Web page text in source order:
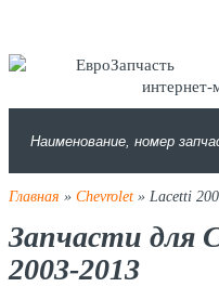
интернет-
Главная » Chevrolet» Lacetti
Запчасти для
2003-2013